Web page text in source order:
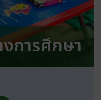
การศึกษา